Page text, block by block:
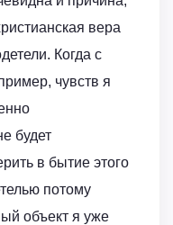
вера
Когда с
чувств я
будет
в бытие этого
потому
объект я уже